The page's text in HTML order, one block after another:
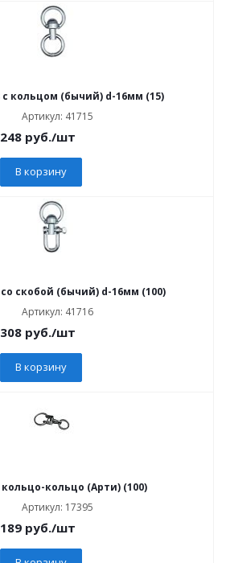
кольцом (бычий) d-16мм (15)
Артикул: 41715
248 руб./шт
В корзину
скобой (бычий) d-16мм (100)
Артикул: 41716
308 руб./шт
В корзину
кольцо (Арти) (100)
Артикул: 17395
189 руб./шт